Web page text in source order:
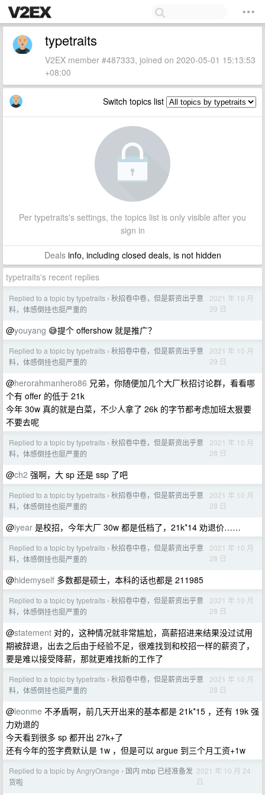
typetraits
V2EX member #487333, joined on 2020-05-01 15:13:53
+08:00
Switch topics list
Per typetraits's settings, the topics list is only visible after you
sign in
Dealsinfo, including closed deals, is not hidden
typetraits's recent replies
Replied to a topic by typetraits › 秋招卷中卷，但是薪资出乎意
料，体感倒挂也挺严重的
2021 年 10 月
29 日
@youyang 😅提个 offershow 就是推广？
Replied to a topic by typetraits › 秋招卷中卷，但是薪资出乎意
料，体感倒挂也挺严重的
2021 年 10 月
29 日
@herorahmanhero86 兄弟，你随便加几个大厂秋招讨论群，看看哪
个有 offer 的低于 21k
今年 30w 真的就是白菜，不少人拿了 26k 的字节都考虑加班太狠要
不要去呢
Replied to a topic by typetraits › 秋招卷中卷，但是薪资出乎意
料，体感倒挂也挺严重的
2021 年 10 月
28 日
@ch2 强啊，大 sp 还是 ssp 了吧
Replied to a topic by typetraits › 秋招卷中卷，但是薪资出乎意
料，体感倒挂也挺严重的
2021 年 10 月
28 日
@iyear 是校招，今年大厂 30w 都是低档了，21k*14 劝退价……
Replied to a topic by typetraits › 秋招卷中卷，但是薪资出乎意
料，体感倒挂也挺严重的
2021 年 10 月
28 日
@hidemyself 多数都是硕士，本科的话也都是 211985
Replied to a topic by typetraits › 秋招卷中卷，但是薪资出乎意
料，体感倒挂也挺严重的
2021 年 10 月
28 日
@statement 对的，这种情况就非常尴尬，高薪招进来结果没过试用
期被辞退，出去之后由于经验不足，很难找到和校招一样的薪资了，
要是难以接受降薪，那就更难找新的工作了
Replied to a topic by typetraits › 秋招卷中卷，但是薪资出乎意
料，体感倒挂也挺严重的
2021 年 10 月
28 日
@leonme 不矛盾啊，前几天开出来的基本都是 21k*15 ，还有 19k 强
力劝退的
今天看到很多 sp 都开出 27k+了
还有今年的签字费默认是 1w ，但是可以 argue 到三个月工资+1w
Replied to a topic by AngryOrange › 国内 mbp 已经准备发
货啦
2021 年 10 月 24
日